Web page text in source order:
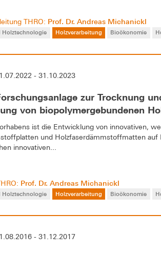
THRO: Prof. Dr. Andreas Michanickl
Holztechnologie Holzverarbeitung Bioökonomie
- 31.10.2023
zur Trocknung
von biopolymergebundenen
ist die Entwicklung von innovativen,
und Holzfaserdämmstoffmatten auf
innovativen...
Prof. Dr. Andreas Michanickl
Holztechnologie Holzverarbeitung Bioökonomie
- 31.12.2017